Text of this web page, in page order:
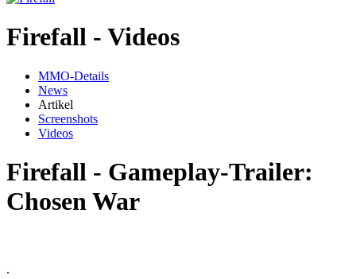
Firefall - Videos
MMO-Details
News
Artikel
Screenshots
Videos
Firefall - Gameplay-Trailer:
Chosen War
.